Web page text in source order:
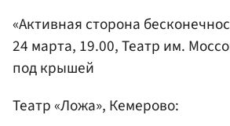
«Активная сторона
24 марта, 19.00, Театр им.
под крышей
Театр «Ложа», Кемерово: